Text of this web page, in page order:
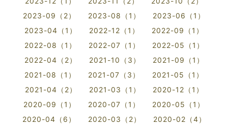
2023-09（2）
2023-08（1）
2023-06（1）
2023-04（1）
2022-12（1）
2022-09（1）
2022-08（1）
2022-07（1）
2022-05（1）
2022-04（2）
2021-10（3）
2021-09（1）
2021-08（1）
2021-07（3）
2021-05（1）
2021-04（2）
2021-03（1）
2020-12（1）
2020-09（1）
2020-07（1）
2020-05（1）
2020-04（6）
2020-03（2）
2020-02（4）